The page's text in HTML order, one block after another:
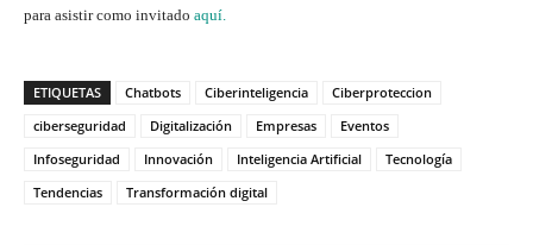
para asistir como invitado aquí.
ETIQUETAS Chatbots Ciberinteligencia
Ciberproteccion
ciberseguridad
Digitalización Empresas
Eventos
Infoseguridad
Innovación Inteligencia Artificial
Tecnología
Tendencias
Transformación digital